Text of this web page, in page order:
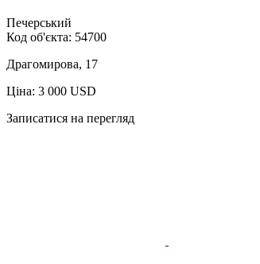
Печерський
Код об'єкта: 54700
Драгомирова, 17
Ціна: 3 000 USD
Записатися на перегляд